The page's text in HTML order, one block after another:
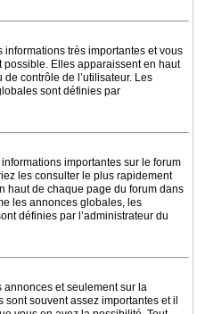
très importantes et vous
Elles apparaissent en haut
contrôle de l’utilisateur. Les
sont définies par
importantes sur le forum
les consulter le plus rapidement
haut de chaque page du forum dans
les annonces globales, les
définies par l’administrateur du
annonces et seulement sur la
souvent assez importantes et il